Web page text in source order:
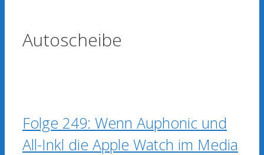
Autoscheibe
Folge 249: Wenn Auphonic und
All-Inkl die Apple Watch im Media